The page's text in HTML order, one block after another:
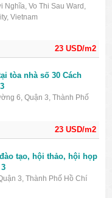
23 USD/m2
Vo Thi Sau Ward,
Vietnam
23 USD/m2
tòa nhà số 30 Cách
6, Quận 3, Thành Phố
tạo, hội thảo, hội họp
3, Thành Phố Hồ Chí